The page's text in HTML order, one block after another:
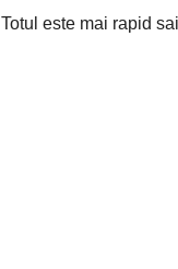
Totul este mai rapid